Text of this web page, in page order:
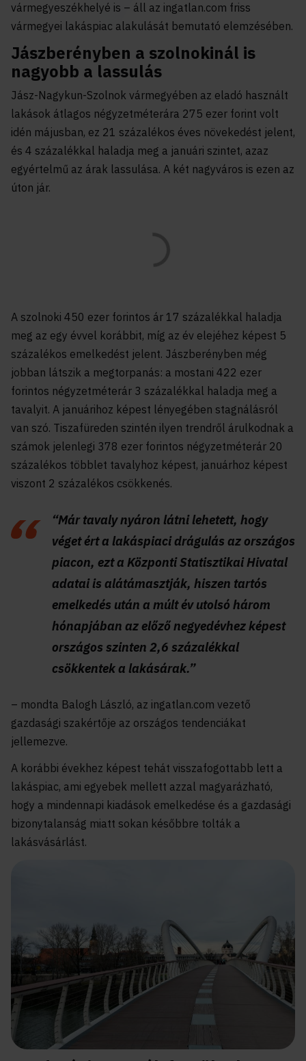
vármegyeszékhelyé is – áll az ingatlan.com friss
vármegyei lakáspiac alakulását bemutató elemzésében.
Jászberényben a szolnokinál is
nagyobb a lassulás
Jász-Nagykun-Szolnok vármegyében az eladó használt
lakások átlagos négyzetméterára 275 ezer forint volt
idén májusban, ez 21 százalékos éves növekedést jelent,
és 4 százalékkal haladja meg a januári szintet, azaz
egyértelmű az árak lassulása. A két nagyváros is ezen az
úton jár.
A szolnoki 450 ezer forintos ár 17 százalékkal haladja
meg az egy évvel korábbit, míg az év elejéhez képest 5
százalékos emelkedést jelent. Jászberényben még
jobban látszik a megtorpanás: a mostani 422 ezer
forintos négyzetméterár 3 százalékkal haladja meg a
tavalyit. A januárihoz képest lényegében stagnálásról
van szó. Tiszafüreden szintén ilyen trendről árulkodnak a
számok jelenlegi 378 ezer forintos négyzetméterár 20
százalékos többlet tavalyhoz képest, januárhoz képest
viszont 2 százalékos csökkenés.
“Már tavaly nyáron látni lehetett, hogy
véget ért a lakáspiaci drágulás az országos
piacon, ezt a Központi Statisztikai Hivatal
adatai is alátámasztják, hiszen tartós
emelkedés után a múlt év utolsó három
hónapjában az előző negyedévhez képest
országos szinten 2,6 százalékkal
csökkentek a lakásárak.”
– mondta Balogh László, az ingatlan.com vezető
gazdasági szakértője az országos tendenciákat
jellemezve.
A korábbi évekhez képest tehát visszafogottabb lett a
lakáspiac, ami egyebek mellett azzal magyarázható,
hogy a mindennapi kiadások emelkedése és a gazdasági
bizonytalanság miatt sokan későbbre tolták a
lakásvásárlást.